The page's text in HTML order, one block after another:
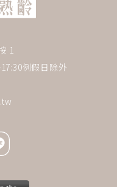
1
例假日除外
icon